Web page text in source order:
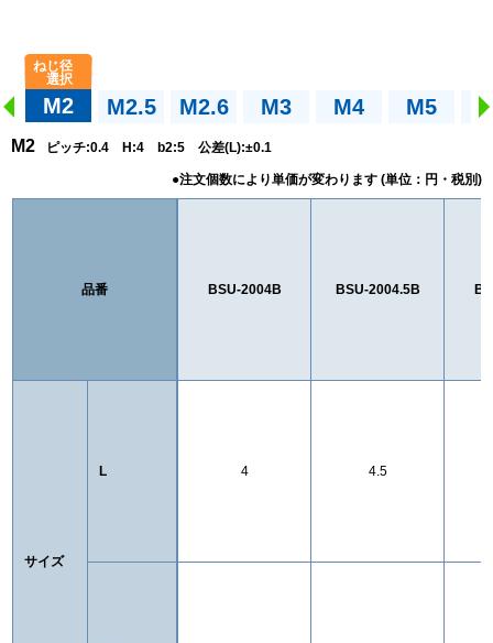
M2 M2.5 M2.6 M3 M4 M5
M2 ピッチ:0.4 H:4 b2:5 公差(L):±0.1
品番
サイズ
L
BSU-2004B BSU-2004.5B
4 4.5